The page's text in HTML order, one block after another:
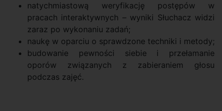
natychmiastową weryfikację postępów w
pracach interaktywnych – wyniki Słuchacz widzi
zaraz po wykonaniu zadań;
naukę w oparciu o sprawdzone techniki i metody;
budowanie pewności siebie i przełamanie
oporów związanych z zabieraniem głosu
podczas zajęć.